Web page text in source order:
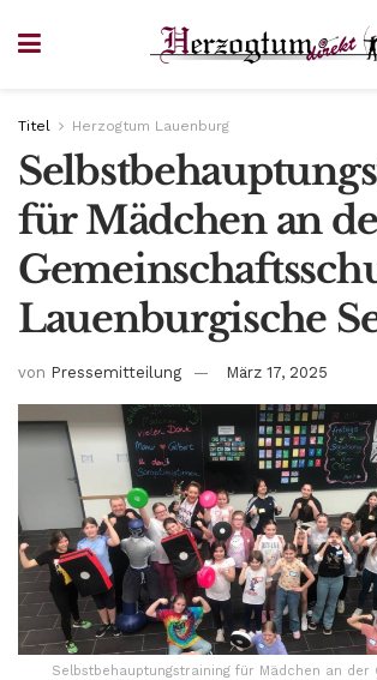
Titel Herzogtum Lauenburg
für Mädchen an
Lauenburgische
von Pressemitteilung März 17, 2025
Selbstbehauptungstraining für Mädchen an der